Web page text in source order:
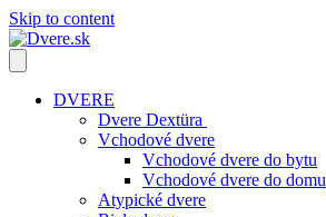
Skip to content
DVERE
Dvere Dextüra
Vchodové dvere
Vchodové dvere do bytu
Vchodové dvere do domu
Atypické dvere